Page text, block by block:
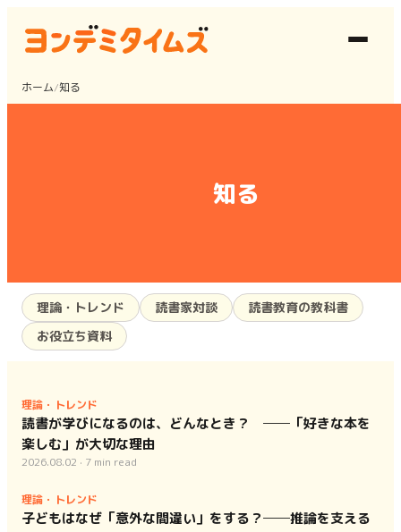
ホーム/知る
知る
理論・トレンド 読書家対談
読書教育の教科書
お役立ち資料
理論・トレンド
読書が学びになるのは、どんなとき？ ──「好きな本を
楽しむ」が大切な理由
2026.08.02 · 7 min read
理論・トレンド
子どもはなぜ「意外な間違い」をする？──推論を支える